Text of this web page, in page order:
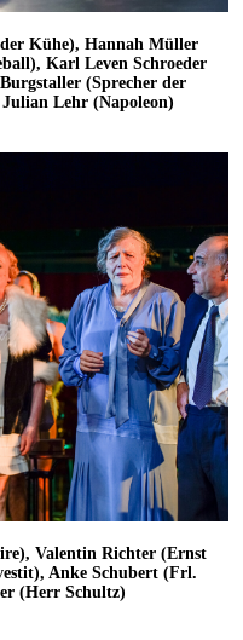
Kühe), Hannah Müller
Karl Leven Schroeder
(Sprecher der
Lehr (Napoleon)
Valentin Richter (Ernst
Anke Schubert (Frl.
(Herr Schultz)